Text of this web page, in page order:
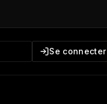
Se connecter